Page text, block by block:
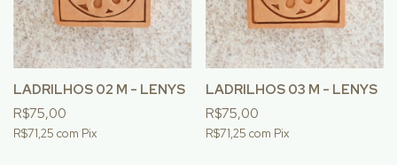
LADRILHOS 02 M - LENYS
R$75,00
R$71,25 com Pix
LADRILHOS 03 M - LENYS
R$75,00
R$71,25 com Pix